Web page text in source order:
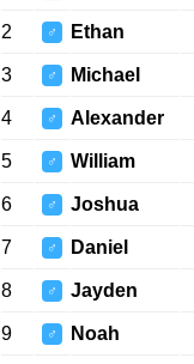
2 ♂ Ethan
3 ♂ Michael
4 ♂ Alexander
5 ♂ William
6 ♂ Joshua
7 ♂ Daniel
8 ♂ Jayden
9 ♂ Noah